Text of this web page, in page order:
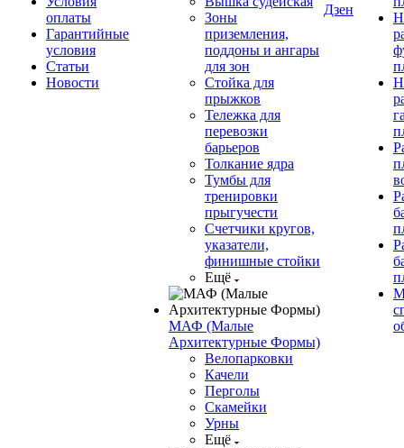
оплаты
Гарантийные
условия
Статьи
Новости
Зоны
приземления,
поддоны и ангары
для зон
Стойка для
прыжков
Тележка для
перевозки
барьеров
Толкание ядра
Тумбы для
тренировки
прыгучести
Счетчики кругов,
указатели,
финишные стойки
Ещё
МАФ (Малые
Архитектурные Формы)
Велопарковки
Качели
Перголы
Скамейки
Урны
Ещё
Дзен